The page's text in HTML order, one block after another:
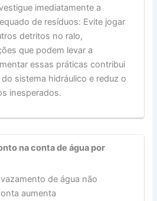
imediatamente a
de resíduos: Evite jogar
detritos no ralo,
que podem levar a
essas práticas contribui
sistema hidráulico e reduz o
inesperados.
na conta de água por
de água não
aumenta